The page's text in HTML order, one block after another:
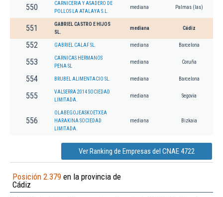
550
CARNICERIA Y ASADERO DE
POLLOS LA ATALAYA S.L.
mediana Palmas (las)
551
GABRIEL CASTRO E HIJOS
SL.
mediana Cádiz
552 GABRIEL CALAF SL. mediana Barcelona
553
CARNICAS HERMANOS
PENA SL
mediana Coruña
554 BRUBEL ALIMENTACIO SL. mediana Barcelona
555
VALSERRA 2014 SOCIEDAD
LIMITADA.
mediana Segovia
556
OLABEGOJEASKOETXEA
HARAKINA SOCIEDAD
LIMITADA.
mediana Bizkaia
Ver Ranking de Empresas del CNAE 4722
Posición 2.379 en la provincia de
Cádiz